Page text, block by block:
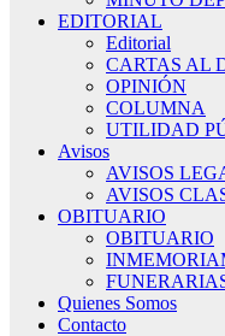
EDITORIAL
Editorial
CARTAS AL
OPINIÓN
COLUMNA
UTILIDAD
Avisos
AVISOS
AVISOS
OBITUARIO
OBITUARIO
Quienes Somos
Contacto